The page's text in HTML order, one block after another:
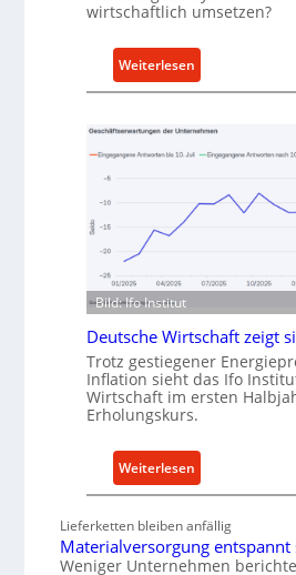
A
k
a
f
v
n
t
r
i
e
r
a
t
wirtschaftlich umsetzen?
Weiterlesen:
M
t
h
d
ü
r
n
a
c
h
a
l
i
g
Bild: Ifo Institut
Deutsche Wirtschaft zeigt
Trotz gestiegener
Inflation sieht das Ifo
Wirtschaft im ersten
Erholungskurs.
Weiterlesen:
D
u
t
Lieferketten bleiben anfällig
Materialversorgung entspannt
Weniger Unternehmen